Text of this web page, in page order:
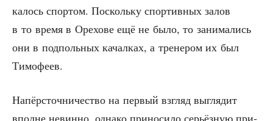
ка­лось спор­том. Посколь­ку спор­тив­ных залов
в то вре­мя в Оре­хо­ве ещё не было, то зани­ма­лись
они в под­поль­ных качал­ках, а тре­не­ром их был
Тимофеев.
Напёр­сточ­ни­че­ство на пер­вый взгляд выгля­дит
вполне невин­но, одна­ко при­но­си­ло серьёз­ную при­